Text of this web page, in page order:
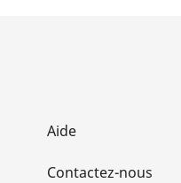
Aide
Contactez-nous